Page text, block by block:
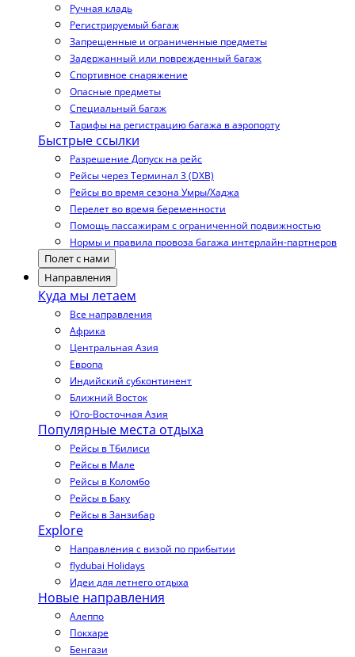
Ручная кладь
Регистрируемый багаж
Запрещенные и ограниченные предметы
Задержанный или поврежденный багаж
Спортивное снаряжение
Опасные предметы
Специальный багаж
Тарифы на регистрацию багажа в аэропорту
Быстрые ссылки
Разрешение Допуск на рейс
Рейсы через Терминал 3 (DXB)
Рейсы во время сезона Умры/Хаджа
Перелет во время беременности
Помощь пассажирам с ограниченной подвижностью
Нормы и правила провоза багажа интерлайн-партнеров
Полет с нами
Направления
Куда мы летаем
Все направления
Африка
Центральная Азия
Европа
Индийский субконтинент
Ближний Восток
Юго-Восточная Азия
Популярные места отдыха
Рейсы в Тбилиси
Рейсы в Мале
Рейсы в Коломбо
Рейсы в Баку
Рейсы в Занзибар
Explore
Направления с визой по прибытии
flydubai Holidays
Идеи для летнего отдыха
Новые направления
Алеппо
Покхаре
Бенгази